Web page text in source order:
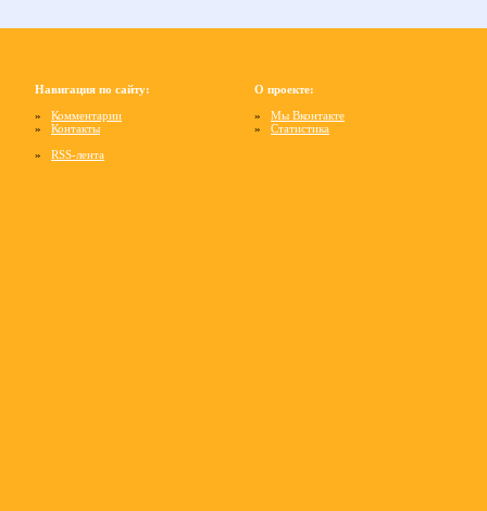
Навигация по сайту:
» Комментарии
» Контакты
» RSS-лента
О проекте:
» Мы Вконтакте
» Статистика